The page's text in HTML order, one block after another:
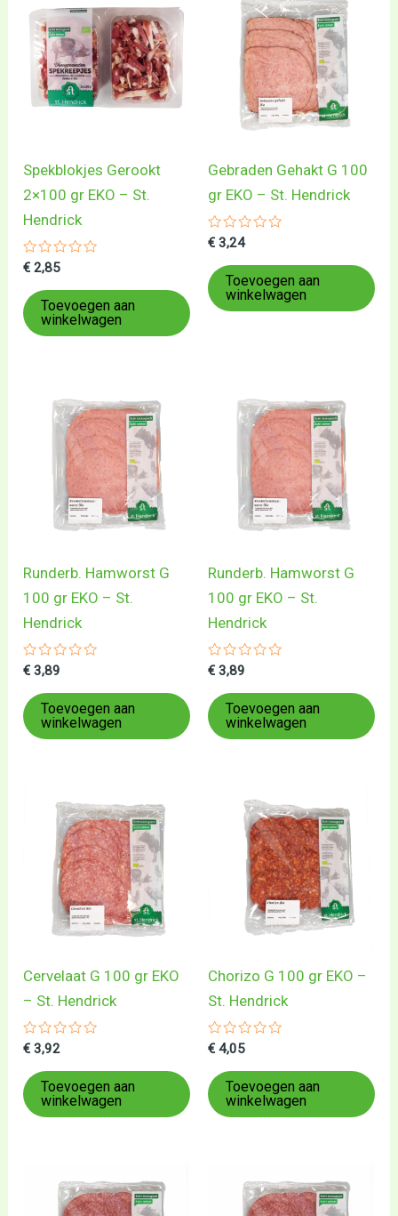
Spekblokjes Gerookt
2×100 gr EKO – St.
Hendrick
Gewaardeerd
uit
5
€ 2,85
Toevoegen aan
winkelwagen
Gebraden Gehakt G 100
gr EKO – St. Hendrick
Gewaardeerd
uit
5
€ 3,24
Toevoegen aan
winkelwagen
Runderb. Hamworst G
100 gr EKO – St.
Hendrick
Gewaardeerd
uit
5
€ 3,89
Toevoegen aan
winkelwagen
Runderb. Hamworst G
100 gr EKO – St.
Hendrick
Gewaardeerd
uit
5
€ 3,89
Toevoegen aan
winkelwagen
Cervelaat G 100 gr EKO
– St. Hendrick
Gewaardeerd
uit
5
€ 3,92
Toevoegen aan
winkelwagen
Chorizo G 100 gr EKO –
St. Hendrick
Gewaardeerd
uit
5
€ 4,05
Toevoegen aan
winkelwagen